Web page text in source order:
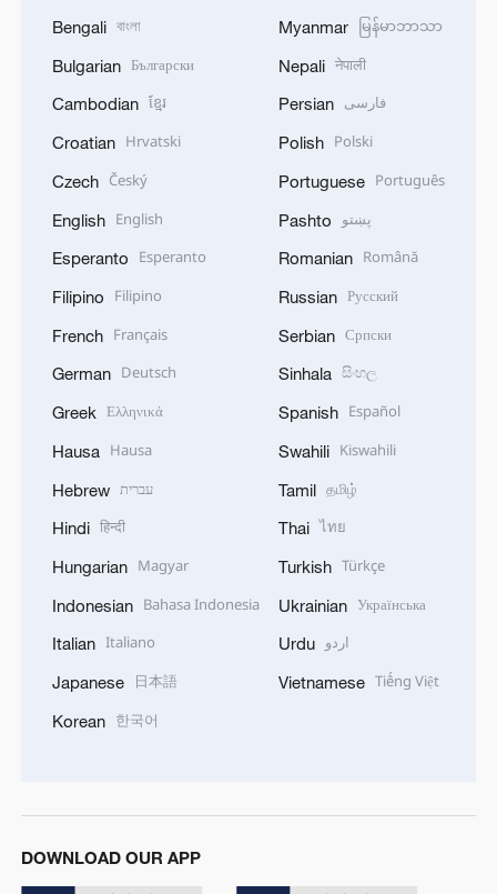
Bengali বাংলা
Bulgarian Български
Cambodian ខ្មែរ
Croatian Hrvatski
Czech Český
English English
Esperanto Esperanto
Filipino Filipino
French Français
German Deutsch
Greek Ελληνικά
Hausa Hausa
Hebrew עברית
Hindi हिन्दी
Hungarian Magyar
Indonesian Bahasa Indonesia
Italian Italiano
Japanese 日本語
Korean 한국어
Myanmar မြန်မာဘာသာ
Nepali नेपाली
Persian فارسی
Polish Polski
Portuguese Português
Pashto پښتو
Romanian Română
Russian Русский
Serbian Српски
Sinhala සිංහල
Spanish Español
Swahili Kiswahili
Tamil தமிழ்
Thai ไทย
Turkish Türkçe
Ukrainian Українська
Urdu اردو
Vietnamese Tiếng Việt
DOWNLOAD OUR APP